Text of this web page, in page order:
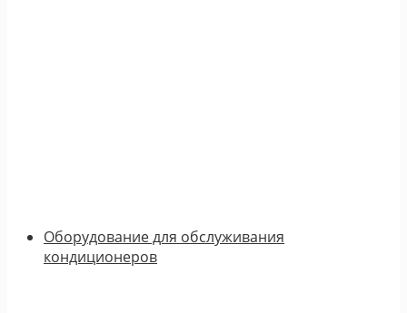
Оборудование для обслуживания
кондиционеров